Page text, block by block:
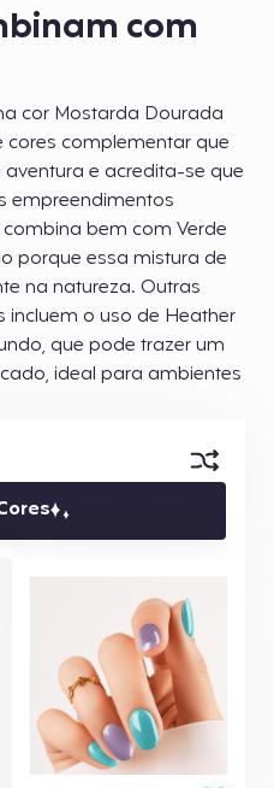
com
cor Mostarda Dourada
complementar que
e acredita-se que
empreendimentos
bem com Verde
porque essa mistura de
na natureza. Outras
incluem o uso de Heather
que pode trazer um
ideal para ambientes